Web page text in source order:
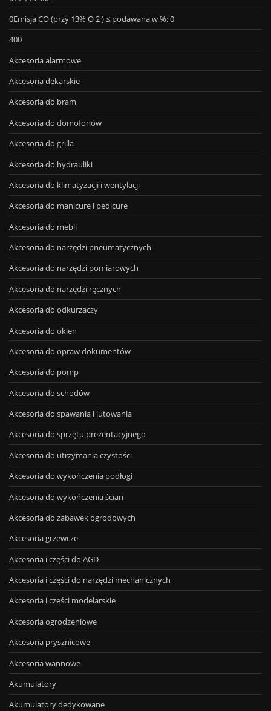
0Emisja CO (przy 13% O 2 ) ≤ podawana w %: 0
400
Akcesoria alarmowe
Akcesoria dekarskie
Akcesoria do bram
Akcesoria do domofonów
Akcesoria do grilla
Akcesoria do hydrauliki
Akcesoria do klimatyzacji i wentylacji
Akcesoria do manicure i pedicure
Akcesoria do mebli
Akcesoria do narzędzi pneumatycznych
Akcesoria do narzędzi pomiarowych
Akcesoria do narzędzi ręcznych
Akcesoria do odkurzaczy
Akcesoria do okien
Akcesoria do opraw dokumentów
Akcesoria do pomp
Akcesoria do schodów
Akcesoria do spawania i lutowania
Akcesoria do sprzętu prezentacyjnego
Akcesoria do utrzymania czystości
Akcesoria do wykończenia podłogi
Akcesoria do wykończenia ścian
Akcesoria do zabawek ogrodowych
Akcesoria grzewcze
Akcesoria i części do AGD
Akcesoria i części do narzędzi mechanicznych
Akcesoria i części modelarskie
Akcesoria ogrodzeniowe
Akcesoria prysznicowe
Akcesoria wannowe
Akumulatory
Akumulatory dedykowane